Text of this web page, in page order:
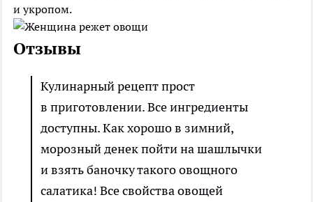
и укропом.
Отзывы
Кулинарный рецепт прост
в приготовлении. Все ингредиенты
доступны. Как хорошо в зимний,
морозный денек пойти на шашлычки
и взять баночку такого овощного
салатика! Все свойства овощей